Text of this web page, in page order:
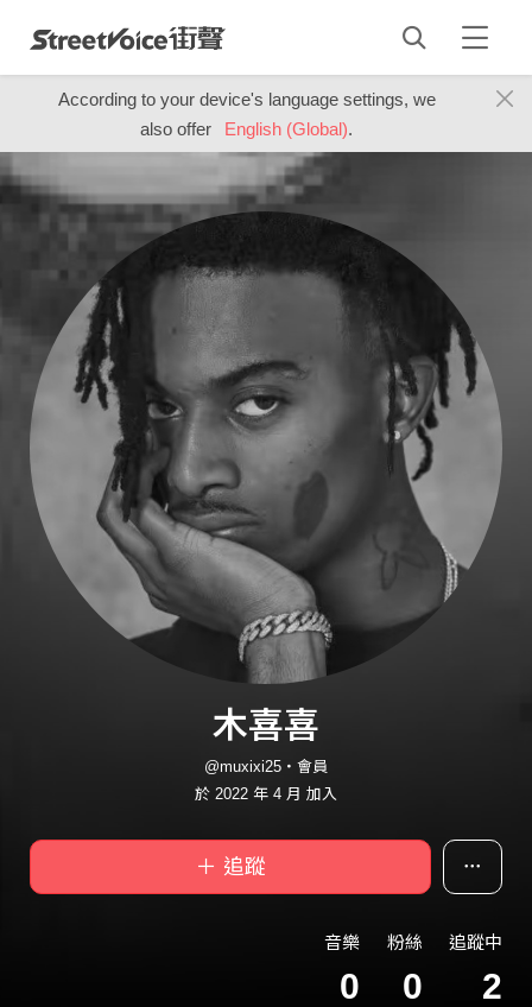
According to your device's language settings, we
also offer
English (Global).
木喜喜
@muxixi25・會員
於 2022 年 4 月 加入
＋ 追蹤
音樂
0
粉絲
0
追蹤中
2